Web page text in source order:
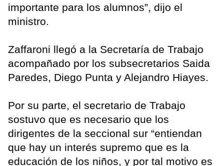
importante para los alumnos”, dijo el
ministro.
Zaffaroni llegó a la Secretaría de Trabajo
acompañado por los subsecretarios Saida
Paredes, Diego Punta y Alejandro Hiayes.
Por su parte, el secretario de Trabajo
sostuvo que es necesario que los
dirigentes de la seccional sur “entiendan
que hay un interés supremo que es la
educación de los niños, y por tal motivo es